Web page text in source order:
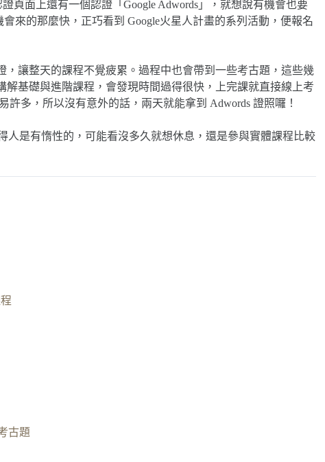
證頁面上還有一個認證「Google Adwords」，就想說有機會也要
來的那麼快，正巧看到 Google火星人計畫的系列活動，便報名
讓整天的課程不覺疲累。過程中也會帶到一些考古題，這些幾
基礎與進階課程，會發現時間過得很快，上完課就直接線上考
多，所以沒有意外的話，兩天就能拿到 Adwords 證照囉！
人是有惰性的，可能看沒多久就想休息，還是參與實體課程比較
古題